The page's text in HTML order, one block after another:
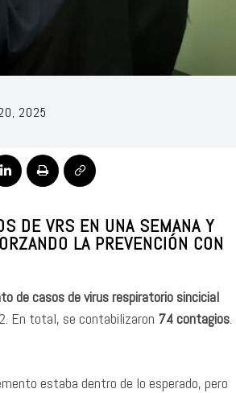
2025
DE VRS EN UNA SEMANA Y
LA PREVENCIÓN CON
de casos de virus respiratorio sincicial
En total, se contabilizaron 74 contagios.
estaba dentro de lo esperado, pero